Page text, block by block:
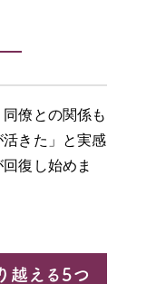
僚との関係も
きた」と実感
復し始めま
越える5つ